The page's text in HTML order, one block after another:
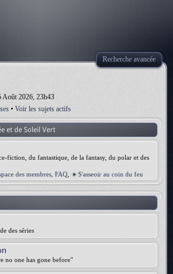
Recherche avancée
Août 2026, 23h43
• Voir les sujets actifs
et de Soleil Vert
fiction, du fantastique, de la fantasy, du polar et des
des membres, FAQ S'asseoir au coin du feu
des séries
no one has gone before"